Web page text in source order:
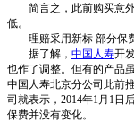
简言之，此前购买意外
低。
理赔采用新标 部分保费
据了解， 中国人寿开
也作了调整。但有的产品
中国人寿北京分公司此前
司就表示，2014年1月1日
保费并没有变化。